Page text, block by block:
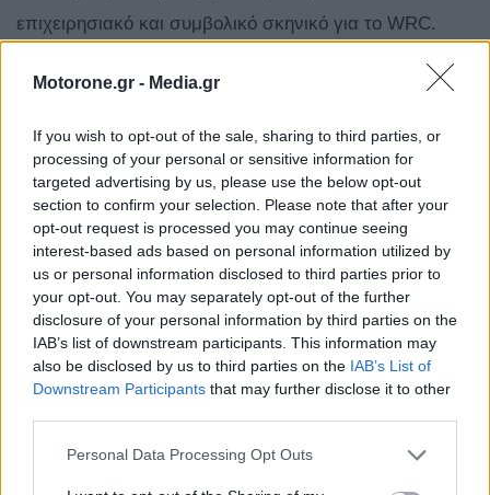
Motorone.gr - Media.gr
If you wish to opt-out of the sale, sharing to third parties, or
processing of your personal or sensitive information for
targeted advertising by us, please use the below opt-out
section to confirm your selection. Please note that after your
opt-out request is processed you may continue seeing
interest-based ads based on personal information utilized by
us or personal information disclosed to third parties prior to
your opt-out. You may separately opt-out of the further
disclosure of your personal information by third parties on the
IAB’s list of downstream participants. This information may
also be disclosed by us to third parties on the IAB’s List of
Downstream Participants that may further disclose it to other
Personal Data Processing Opt Outs
επιχειρησιακό και συμβολικό σκηνικό για το WRC.
Στο πλαίσιο της παρουσίασης αποκαλύφθηκε και το
βασισμένο σε έργο της Μίνας Παπαθεοδώρου-